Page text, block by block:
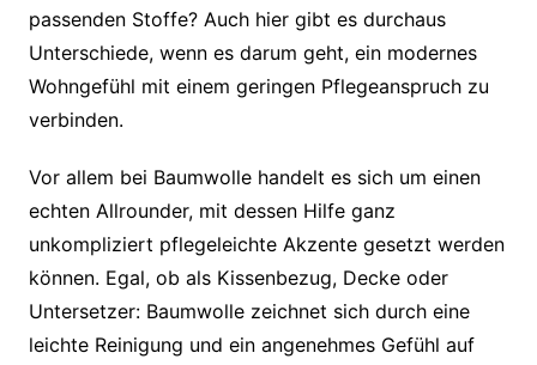
passenden Stoffe? Auch hier gibt es durchaus
Unterschiede, wenn es darum geht, ein modernes
Wohngefühl mit einem geringen Pflegeanspruch zu
verbinden.
Vor allem bei Baumwolle handelt es sich um einen
echten Allrounder, mit dessen Hilfe ganz
unkompliziert pflegeleichte Akzente gesetzt werden
können. Egal, ob als Kissenbezug, Decke oder
Untersetzer: Baumwolle zeichnet sich durch eine
leichte Reinigung und ein angenehmes Gefühl auf